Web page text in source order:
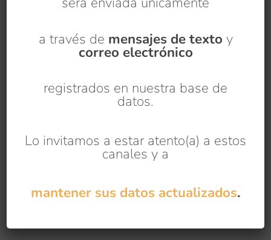
de la gestión de procesos que garanticen
la satisfacción de las partes interesadas y
3. Mejorar continuamente y mantener un
Economía Solidaria.
Principios y Valores
a través de mensajes de texto y
correo electrónico
registrados en nuestra base de
datos.
Lo invitamos a estar atento(a) a estos
canales y a
mantener sus datos actualizados.